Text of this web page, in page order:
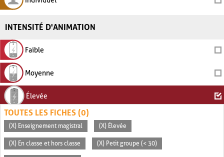
INTENSITÉ D'ANIMATION
Faible
Moyenne
Élevée
TOUTES LES FICHES (0)
(X) Enseignement magistral (X) Élevée
(X) En classe et hors classe (X) Petit groupe (< 30)